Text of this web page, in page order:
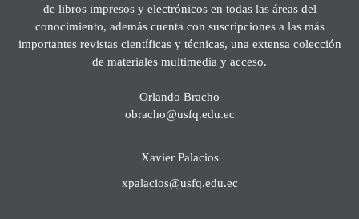
de libros impresos y electrónicos en todas las áreas del
conocimiento, además cuenta con suscripciones a las más
importantes revistas científicas y técnicas, una extensa colección
de materiales multimedia y acceso.
Orlando Bracho
obracho@usfq.edu.ec
Xavier Palacios
xpalacios@usfq.edu.ec